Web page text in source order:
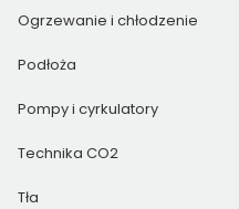
Ogrzewanie i chłodzenie
Podłoża
Pompy i cyrkulatory
Technika CO2
Tła